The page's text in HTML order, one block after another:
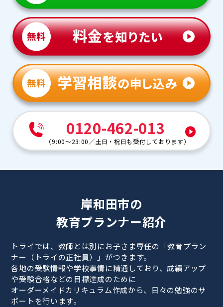
0120-462-013
（9:00～23:00 ／土日・祝日も受付しております）
岸和田市の
教育プランナー紹介
トライでは、教師とは別にお子さま専任の「教育プラン
ナー（トライの正社員）」がつきます。
各地の受験情報や学校事情に精通しており、成績アップ
や受験合格などの目標達成のために
オーダーメイドカリキュラム作成から、日々の勉強のサ
ポートを行います。